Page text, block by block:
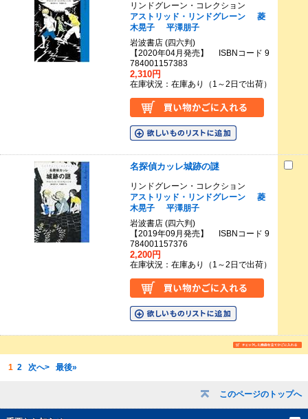
このページのトップへ
リンドグレーン・コレクション
アストリッド・リンドグレーン
菱
木晃子
平澤朋子
岩波書店 (四六判)
【2020年04月発売】 ISBNコード 9
784001157383
2,310円
在庫状況：在庫あり（1～2日で出荷）
名探偵カッレ城跡の謎
リンドグレーン・コレクション
アストリッド・リンドグレーン
菱
木晃子
平澤朋子
岩波書店 (四六判)
【2019年09月発売】 ISBNコード 9
784001157376
2,200円
在庫状況：在庫あり（1～2日で出荷）
1 2 次へ> 最後»